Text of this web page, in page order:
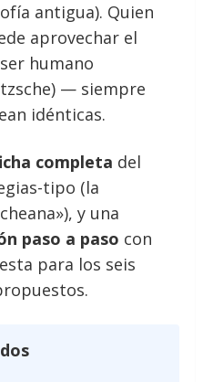
antigua). Quien
aprovechar el
humano
— siempre
idénticas.
completa del
tipo (la
y una
paso a paso con
para los seis